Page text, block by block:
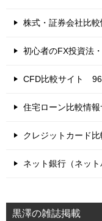
株式・証券会社比
初心者のFX投資法
CFD比較サイト
住宅ローン比較情
クレジットカード
ネット銀行（ネッ
黒澤の雑誌掲載